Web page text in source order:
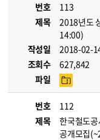
번호
113
제목
2018년도
14:00)
작성일
2018-02-
조회수
627,842
파일
번호
112
제목
한국철도
공개모집